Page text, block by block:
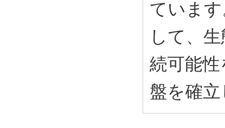
ていま
して、
続可能
盤を確